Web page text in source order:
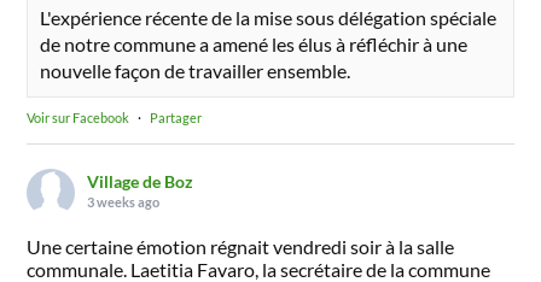
L'expérience récente de la mise sous délégation spéciale
de notre commune a amené les élus à réfléchir à une
nouvelle façon de travailler ensemble.
Voir sur Facebook · Partager
Village de Boz
3 weeks ago
Une certaine émotion régnait vendredi soir à la salle
communale. Laetitia Favaro, la secrétaire de la commune